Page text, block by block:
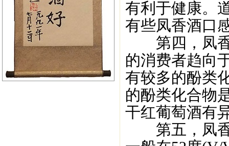
有利于健康。
有些凤香酒口
第四，凤香
的消费者趋向
有较多的酚类
的酚类化合物
干红葡萄酒有
第五，凤香